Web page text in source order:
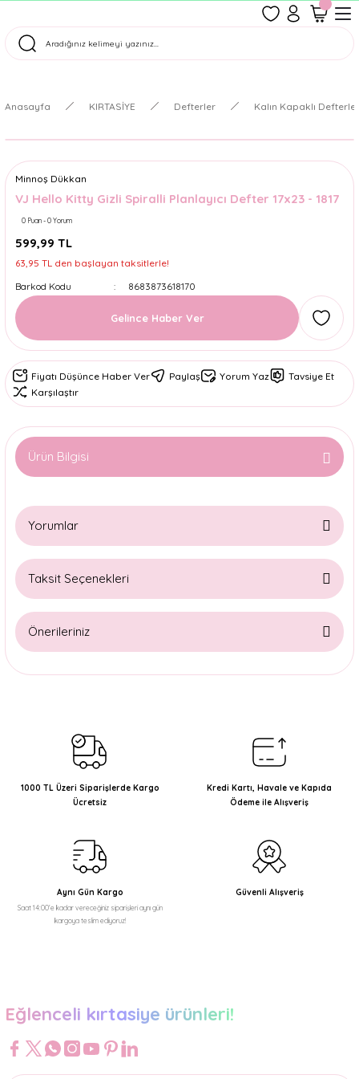
Tüm Siparişler Aynı Gün Kargoda!
Anasayfa KIRTASİYE Defterler Kalın Kapaklı Defterler
Minnoş Dükkan
VJ Hello Kitty Gizli Spiralli Planlayıcı Defter 17x23 - 1817
0 Puan - 0 Yorum
599,99 TL
63,95 TL den başlayan taksitlerle!
Barkod Kodu
8683873618170
Gelince Haber Ver
Fiyatı Düşünce Haber Ver Paylaş Yorum Yaz
Tavsiye Et
Karşılaştır
Ürün Bilgisi
Yorumlar
Taksit Seçenekleri
Önerileriniz
Bu ürünün fiyat bilgisi, resim, ürün açıklamalarında ve diğer
Ürün resmi kalitesiz, bozuk veya görüntülenemiyor.
Ürün açıklamasında eksik bilgiler bulunuyor.
Ürün bilgilerinde hatalar bulunuyor.
Bu ürüne benzer farklı alternatifler olmalı.
1000 TL Üzeri Siparişlerde Kargo
Ücretsiz
Kredi Kartı, Havale ve Kapıda
Ödeme ile Alışveriş
Aynı Gün Kargo
Saat 14:00'e kadar vereceğiniz siparişleri aynı gün
kargoya teslim ediyoruz!
Güvenli Alışveriş
Eğlenceli kırtasiye ürünleri!